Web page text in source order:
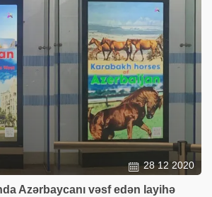
28 12 2020
Azərbaycanı vəsf edən layihə